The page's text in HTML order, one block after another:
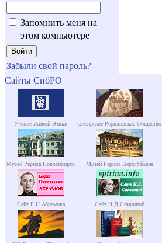
Запомнить меня на
этом компьютере
Забыли свой пароль?
Сайты СибРО
Учение Живой Этики Сибирское Рериховское Общество
Музей Рериха Новосибирск Музей Рериха Верх-Уймон
Сайт Б.Н.Абрамова Сайт Н.Д.Спириной